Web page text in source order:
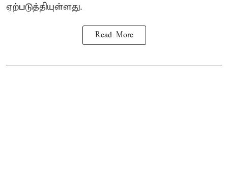
ஏற்படுத்தியுள்ளது.
Read More